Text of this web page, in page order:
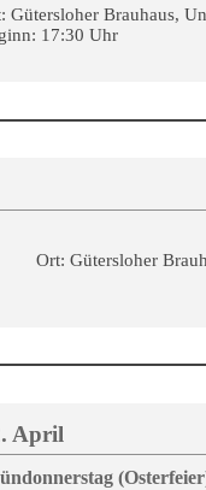
Gütersloher Brauhaus,
17:30 Uhr
Ort: Gütersloher
April